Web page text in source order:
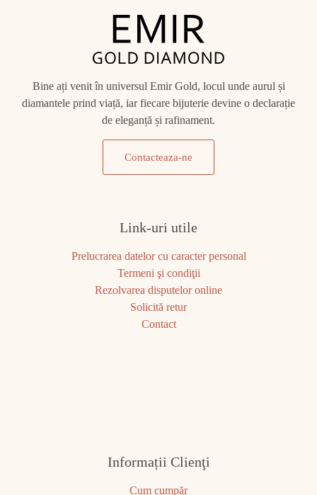
Bine ați venit în universul Emir Gold, locul unde aurul și
diamantele prind viață, iar fiecare bijuterie devine o declarație
de eleganță și rafinament.
Contacteaza-ne
Link-uri utile
Prelucrarea datelor cu caracter personal
Termeni şi condiţii
Rezolvarea disputelor online
Solicită retur
Contact
Informații Clienţi
Cum cumpăr